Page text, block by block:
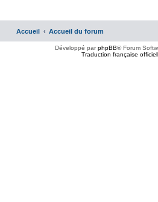
Accueil Accueil du forum
Développé parphpBB® Forum
Traduction française